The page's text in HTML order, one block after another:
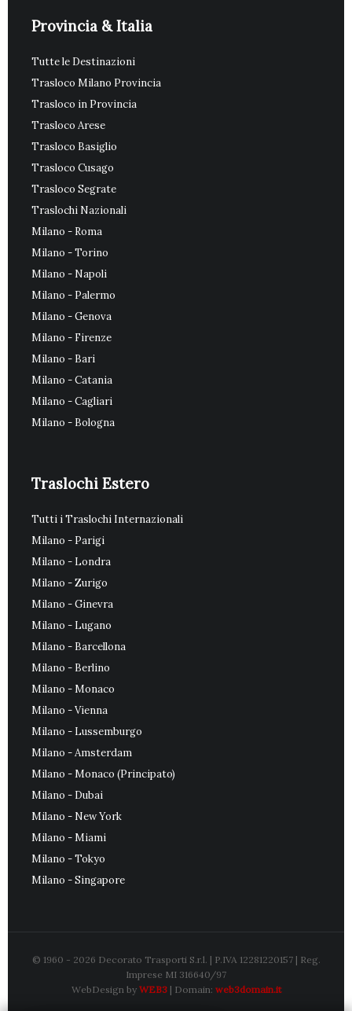
Provincia & Italia
Tutte le Destinazioni
Trasloco Milano Provincia
Trasloco in Provincia
Trasloco Arese
Trasloco Basiglio
Trasloco Cusago
Trasloco Segrate
Traslochi Nazionali
Milano - Roma
Milano - Torino
Milano - Napoli
Milano - Palermo
Milano - Genova
Milano - Firenze
Milano - Bari
Milano - Catania
Milano - Cagliari
Milano - Bologna
Traslochi Estero
Tutti i Traslochi Internazionali
Milano - Parigi
Milano - Londra
Milano - Zurigo
Milano - Ginevra
Milano - Lugano
Milano - Barcellona
Milano - Berlino
Milano - Monaco
Milano - Vienna
Milano - Lussemburgo
Milano - Amsterdam
Milano - Monaco (Principato)
Milano - Dubai
Milano - New York
Milano - Miami
Milano - Tokyo
Milano - Singapore
© 1960 - 2026 Decorato Trasporti S.r.l. | P.IVA 12281220157 | Reg.
Imprese MI 316640/97
WebDesign by WEB3| Domain: web3domain.it